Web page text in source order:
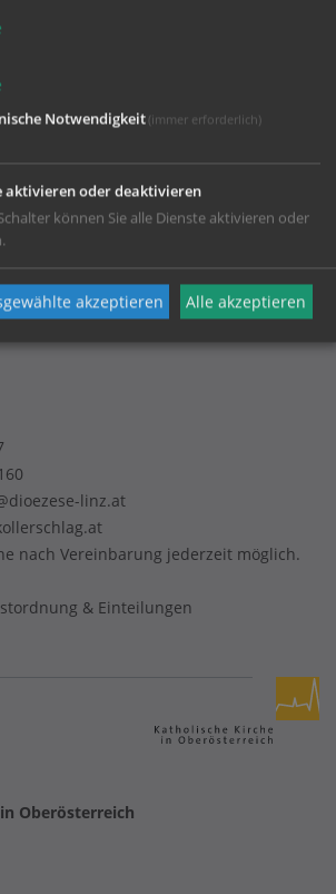
KONTAKT
Datenschutz
linz.at
nach Vereinbarung jederzeit möglich.
& Einteilungen
Oberösterreich
Notwendigkeit(immer erforderlich)
aktivieren oder deaktivieren
können Sie alle Dienste aktivieren oder
akzeptieren Alle akzeptieren